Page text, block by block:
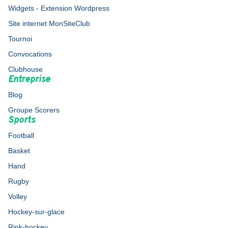
Widgets - Extension Wordpress
Site internet MonSiteClub
Tournoi
Convocations
Clubhouse
Entreprise
Blog
Groupe Scorers
Sports
Football
Basket
Hand
Rugby
Volley
Hockey-sur-glace